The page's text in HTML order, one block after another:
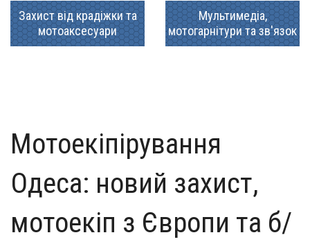
Захист від крадіжки та
мотоаксесуари
Мультимедіа,
мотогарнітури та зв'язок
Мотоекіпірування
Одеса: новий захист,
мотоекіп з Європи та б/